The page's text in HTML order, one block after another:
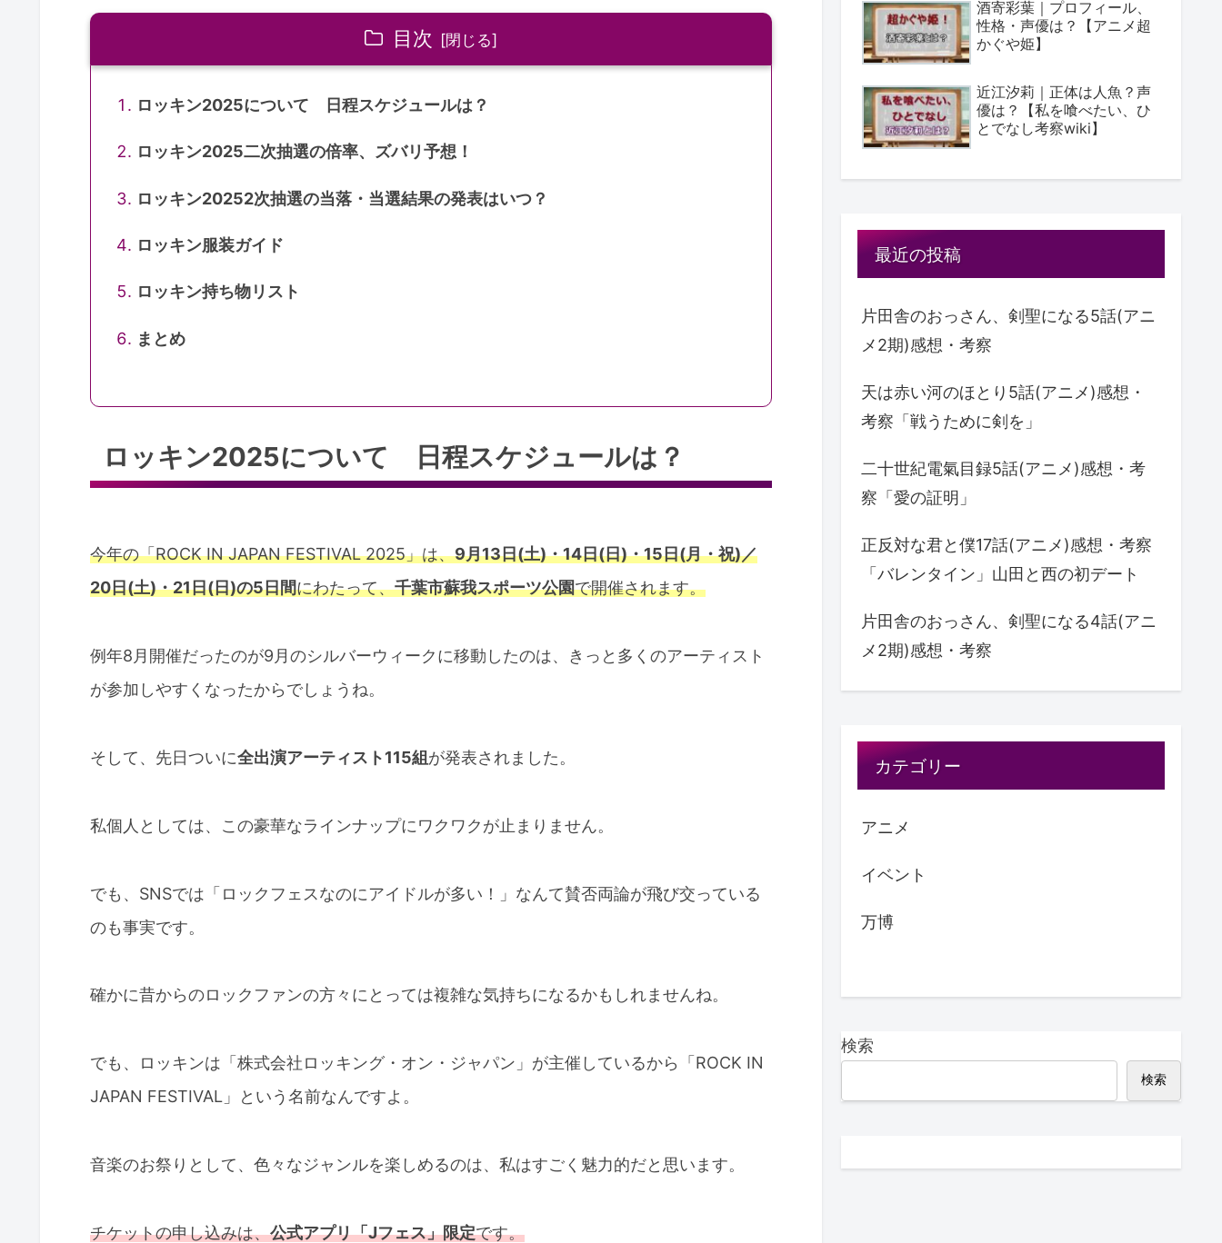
目次
ロッキン2025について 日程スケジュールは？
ロッキン2025二次抽選の倍率、ズバリ予想！
ロッキン20252次抽選の当落・当選結果の発表はいつ？
ロッキン服装ガイド
ロッキン持ち物リスト
まとめ
ロッキン2025について 日程スケジュールは？
今年の「ROCK IN JAPAN FESTIVAL 2025」は、9月13日(土)・14日(日)・15日(月・祝)／
20日(土)・21日(日)の5日間にわたって、千葉市蘇我スポーツ公園で開催されます。
例年8月開催だったのが9月のシルバーウィークに移動したのは、きっと多くのアーティスト
が参加しやすくなったからでしょうね。
そして、先日ついに全出演アーティスト115組が発表されました。
私個人としては、この豪華なラインナップにワクワクが止まりません。
でも、SNSでは「ロックフェスなのにアイドルが多い！」なんて賛否両論が飛び交っている
のも事実です。
確かに昔からのロックファンの方々にとっては複雑な気持ちになるかもしれませんね。
でも、ロッキンは「株式会社ロッキング・オン・ジャパン」が主催しているから「ROCK IN
JAPAN FESTIVAL」という名前なんですよ。
音楽のお祭りとして、色々なジャンルを楽しめるのは、私はすごく魅力的だと思います。
チケットの申し込みは、公式アプリ「Jフェス」限定です。
酒寄彩葉｜プロフィール、
性格・声優は？【アニメ超
かぐや姫】
近江汐莉｜正体は人魚？声
優は？【私を喰べたい、ひ
とでなし考察wiki】
最近の投稿
片田舎のおっさん、剣聖になる5話(アニ
メ2期)感想・考察
天は赤い河のほとり5話(アニメ)感想・
考察「戦うために剣を」
二十世紀電氣目録5話(アニメ)感想・考
察「愛の証明」
正反対な君と僕17話(アニメ)感想・考察
「バレンタイン」山田と西の初デート
片田舎のおっさん、剣聖になる4話(アニ
メ2期)感想・考察
カテゴリー
アニメ
イベント
万博
検索
検索